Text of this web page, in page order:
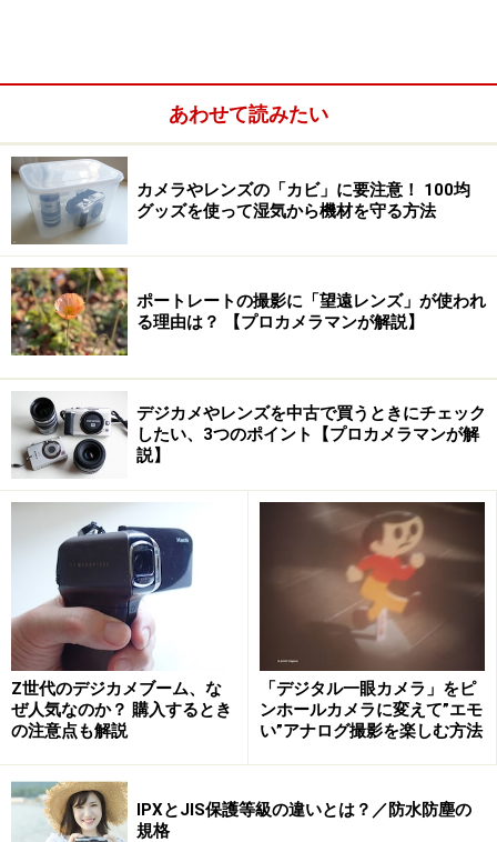
るべきことを覚えておいてほしい。
【目次】
デジカメでデータ削除したら、まずはメモリーカー
ドを確保すべし！
フリーソフトでデジカメデータを復活させてみよう
市販ソフトはもうちょっと強力にデジカメデータを
復元できる
デジカメでデータ削除したら、まずはメモ
リーカードを確保すべし！
あわせて読みたい
カメラやレンズの「カビ」に要注意！ 100均
グッズを使って湿気から機材を守る方法
ポートレートの撮影に「望遠レンズ」が使われ
る理由は？ 【プロカメラマンが解説】
デジカメやレンズを中古で買うときにチェック
したい、3つのポイント【プロカメラマンが解
説】
Z世代のデジカメブーム、な
ぜ人気なのか？ 購入するとき
の注意点も解説
「デジタル一眼カメラ」をピ
ンホールカメラに変えて”エモ
い”アナログ撮影を楽しむ方法
IPXとJIS保護等級の違いとは？／防水防塵の
規格